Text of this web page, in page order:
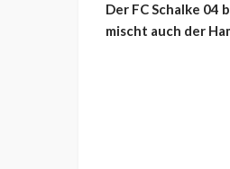
Der FC Schalke
mischt auch der